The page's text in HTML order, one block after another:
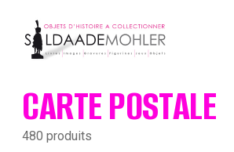
content
CARTE POSTALE
480 produits